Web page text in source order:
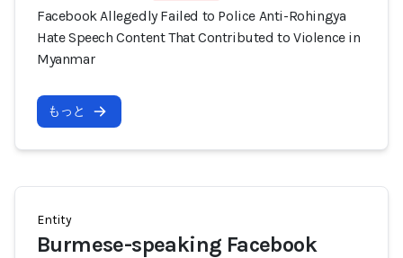
Facebook Allegedly Failed to Police Anti-Rohingya
Hate Speech Content That Contributed to Violence in
Myanmar
もっと
Entity
Burmese-speaking Facebook